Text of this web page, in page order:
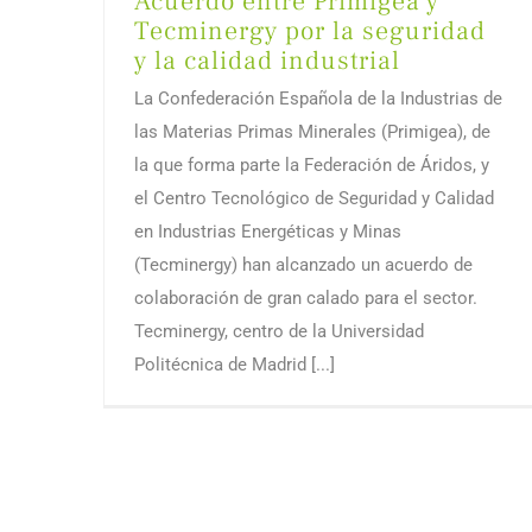
Tecminergy por la seguridad
y la calidad industrial
La Confederación Española de la Industrias de
las Materias Primas Minerales (Primigea), de
la que forma parte la Federación de Áridos, y
el Centro Tecnológico de Seguridad y Calidad
en Industrias Energéticas y Minas
(Tecminergy) han alcanzado un acuerdo de
colaboración de gran calado para el sector.
Tecminergy, centro de la Universidad
Politécnica de Madrid [...]